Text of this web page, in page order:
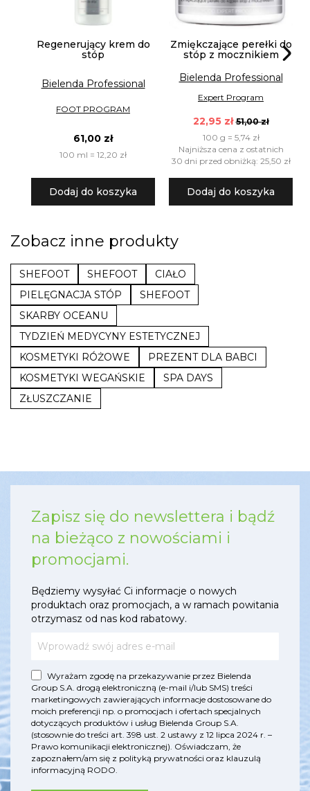
Regenerujący krem do
stóp
Bielenda Professional
FOOT PROGRAM
61,00 zł
100 ml = 12,20 zł
Dodaj do koszyka
Zmiękczające perełki do
stóp z mocznikiem
Bielenda Professional
Expert Program
22,95 zł 51,00 zł
100 g = 5,74 zł
Najniższa cena z ostatnich
30 dni przed obniżką: 25,50 zł
Dodaj do koszyka
Zobacz inne produkty
SHEFOOT SHEFOOT
CIAŁO
PIELĘGNACJA STÓP
SHEFOOT
SKARBY OCEANU
TYDZIEŃ MEDYCYNY ESTETYCZNEJ
KOSMETYKI RÓŻOWE
PREZENT DLA BABCI
KOSMETYKI WEGAŃSKIE
SPA DAYS
ZŁUSZCZANIE
Zapisz się do newslettera i bądź
na bieżąco z nowościami i
promocjami.
Będziemy wysyłać Ci informacje o nowych
produktach oraz promocjach, a w ramach powitania
otrzymasz od nas kod rabatowy.
Wyrażam zgodę na przekazywanie przez Bielenda
Group S.A. drogą elektroniczną (e-mail i/lub SMS) treści
marketingowych zawierających informacje dostosowane do
moich preferencji np. o promocjach i ofertach specjalnych
dotyczących produktów i usług Bielenda Group S.A.
(stosownie do treści art. 398 ust. 2 ustawy z 12 lipca 2024 r. –
Prawo komunikacji elektronicznej). Oświadczam, że
zapoznałem/am się z polityką prywatności oraz klauzulą
informacyjną RODO.